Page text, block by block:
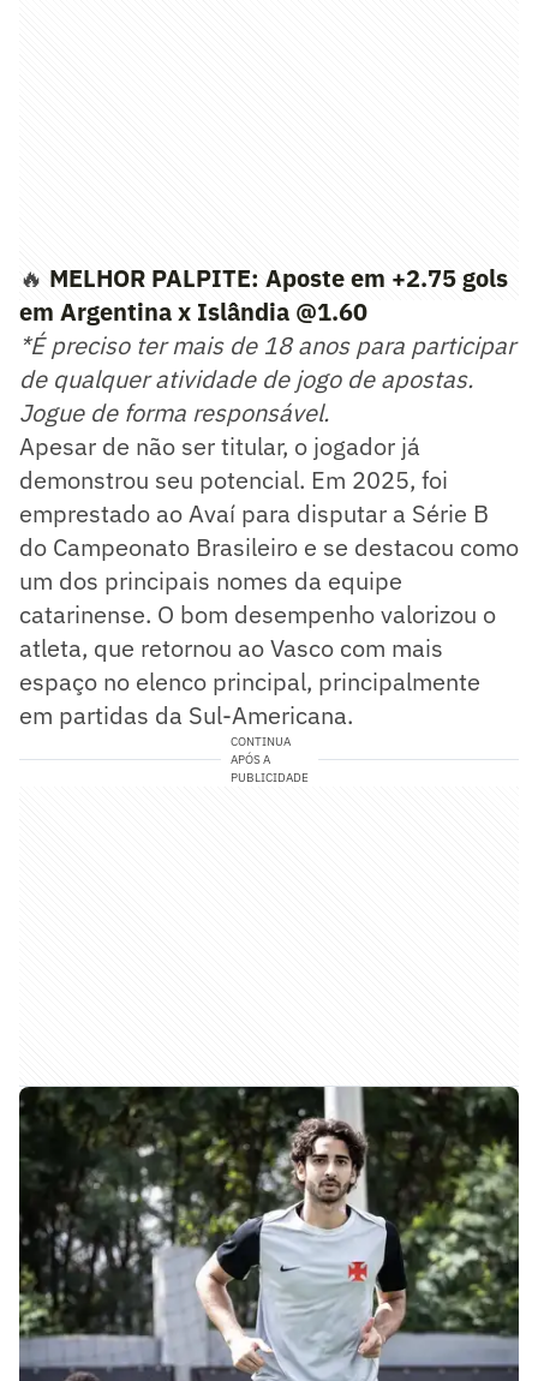
🔥 MELHOR PALPITE: Aposte em +2.75 gols
em Argentina x Islândia @1.60
*É preciso ter mais de 18 anos para participar
de qualquer atividade de jogo de apostas.
Jogue de forma responsável.
Apesar de não ser titular, o jogador já
demonstrou seu potencial. Em 2025, foi
emprestado ao Avaí para disputar a Série B
do Campeonato Brasileiro e se destacou como
um dos principais nomes da equipe
catarinense. O bom desempenho valorizou o
atleta, que retornou ao Vasco com mais
espaço no elenco principal, principalmente
em partidas da Sul-Americana.
CONTINUA
APÓS A
PUBLICIDADE